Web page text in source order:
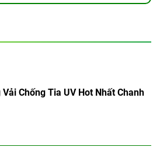
Chống Tia UV Hot Nhất Chanh